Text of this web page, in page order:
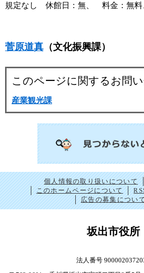
規定なし 休館日：無、 料金：無
菅原道真 （文化振興課）
このページに関するお問
産業観光課
個人情報の取り扱いについて
このホームページについて
広告の募集につい
坂出市役所
法人番号